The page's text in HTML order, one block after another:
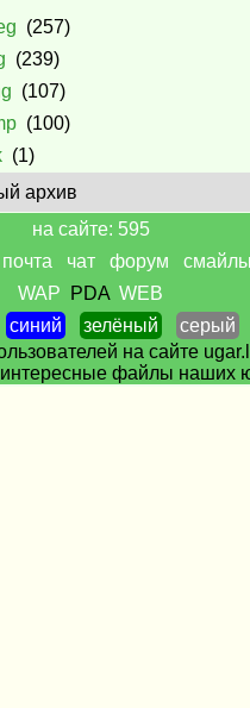
(257)
(239)
(107)
(100)
(1)
архив
на сайте: 595
почта чат форум
смайлы
WAP
PDA WEB
синий зелёный
серый
на сайте
интересные файлы наших